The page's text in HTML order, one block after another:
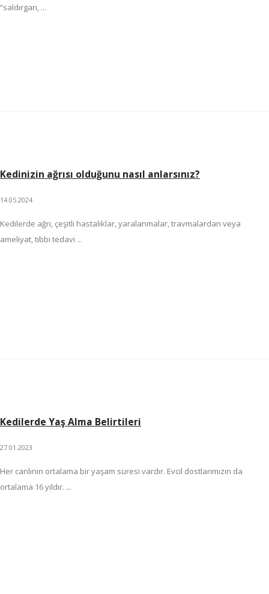
“saldırgan, ...
Kedinizin ağrısı olduğunu nasıl anlarsınız?
14.05.2024
Kedilerde ağrı, çeşitli hastalıklar, yaralanmalar, travmalardan veya
ameliyat, tıbbi tedavi ...
Kedilerde Yaş Alma Belirtileri
27.01.2023
Her canlının ortalama bir yaşam süresi vardır. Evcil dostlarımızın da
ortalama 16 yıldır. ...